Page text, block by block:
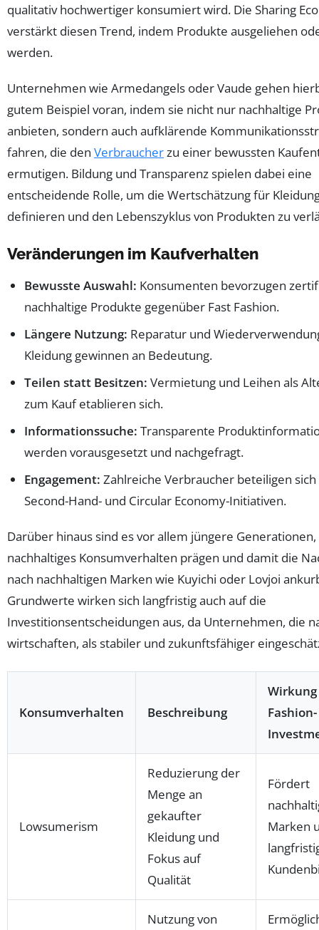
qualitativ hochwertiger konsumiert wird. Die Sharing
verstärkt diesen Trend, indem Produkte ausgeliehen
werden.
Unternehmen wie Armedangels oder Vaude gehen
gutem Beispiel voran, indem sie nicht nur nachhaltige
anbieten, sondern auch aufklärende
fahren, die den Verbraucherzu einer bewussten
ermutigen. Bildung und Transparenz spielen dabei eine
entscheidende Rolle, um die Wertschätzung für
definieren und den Lebenszyklus von Produkten zu
Veränderungen im Kaufverhalten
Bewusste Auswahl: Konsumenten bevorzugen
nachhaltige Produkte gegenüber Fast Fashion.
Längere Nutzung: Reparatur und
Kleidung gewinnen an Bedeutung.
Teilen statt Besitzen: Vermietung und Leihen als
zum Kauf etablieren sich.
Informationssuche: Transparente
werden vorausgesetzt und nachgefragt.
Engagement: Zahlreiche Verbraucher beteiligen sich
Second-Hand- und Circular Economy-Initiativen.
Darüber hinaus sind es vor allem jüngere
nachhaltiges Konsumverhalten prägen und damit die
nach nachhaltigen Marken wie Kuyichi oder Lovjoi
Grundwerte wirken sich langfristig auch auf die
Investitionsentscheidungen aus, da Unternehmen, die
wirtschaften, als stabiler und zukunftsfähiger
Konsumverhalten Beschreibung
Fashion-
Lowsumerism
Reduzierung der
Menge an
gekaufter
Kleidung und
Fokus auf
Qualität
Fördert
Marken
Nutzung von